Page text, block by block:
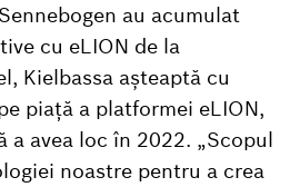
au acumulat
cu eLION de la
Kielbassa așteaptă cu
piață a platformei eLION,
a avea loc în 2022. „Scopul
noastre pentru a crea